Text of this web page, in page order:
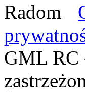
GML RC